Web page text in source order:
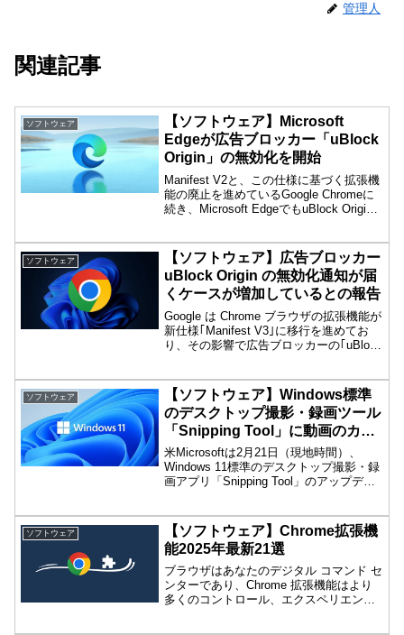
管理人
関連記事
ソフトウェア
【ソフトウェア】Microsoft
Edgeが広告ブロッカー「uBlock
Origin」の無効化を開始
Manifest V2と、この仕様に基づく拡張機
能の廃止を進めているGoogle Chromeに
続き、Microsoft EdgeでもuBlock Origin
的なManifest V3への移行を進めており、
2024年8月にはChromeでuBlock Originを
はじめとするManifest V2の拡張機能を使
用しているとサポートが終了した旨の警
告が出ることが報告されていました。
ソフトウェア
【ソフトウェア】広告ブロッカー
uBlock Origin の無効化通知が届
くケースが増加しているとの報告
Google は Chrome ブラウザの拡張機能が
新仕様｢Manifest V3｣に移行を進めてお
り、その影響で広告ブロッカーの｢uBlock
Google は昨年6月から段階的に Manifest
V3 への移行を開始しており、拡張機能の
仕様を変更することで従来の Manifest
V2 で利用できた一部の機能を制限しまし
た。これにより、｢uBlock Origin｣を含む
多くの広告ブロッカーが影響を受けてい
ます。
ソフトウェア
【ソフトウェア】Windows標準
のデスクトップ撮影・録画ツール
「Snipping Tool」に動画のカッ
ト機能
米Microsoftは2月21日（現地時間）、
Windows 11標準のデスクトップ撮影・録
画アプリ「Snipping Tool」のアップデー
不要な部分をカットする「トリム」機能
が追加されています。
ソフトウェア
【ソフトウェア】Chrome拡張機
能2025年最新21選
ブラウザはあなたのデジタル コマンド セ
ンターであり、Chrome 拡張機能はより
多くのコントロール、エクスペリエンス